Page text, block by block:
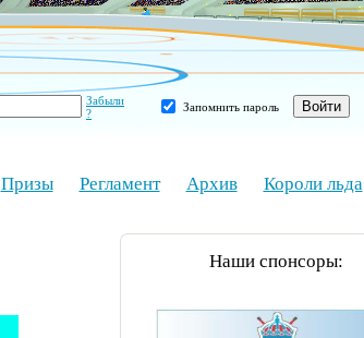
Забыли
?
Запомнить пароль
Призы Регламент Архив Короли льда
Наши спонсоры: